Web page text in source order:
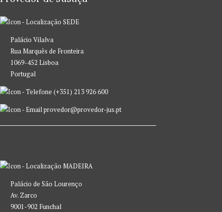
SEDE
Palácio Vilalva
Rua Marquês de Fronteira
1069-452 Lisboa
Portugal
(+351) 213 926 600
provedor@provedor-jus.pt
MADEIRA
Palácio de São Lourenço
Av. Zarco
9001-902 Funchal